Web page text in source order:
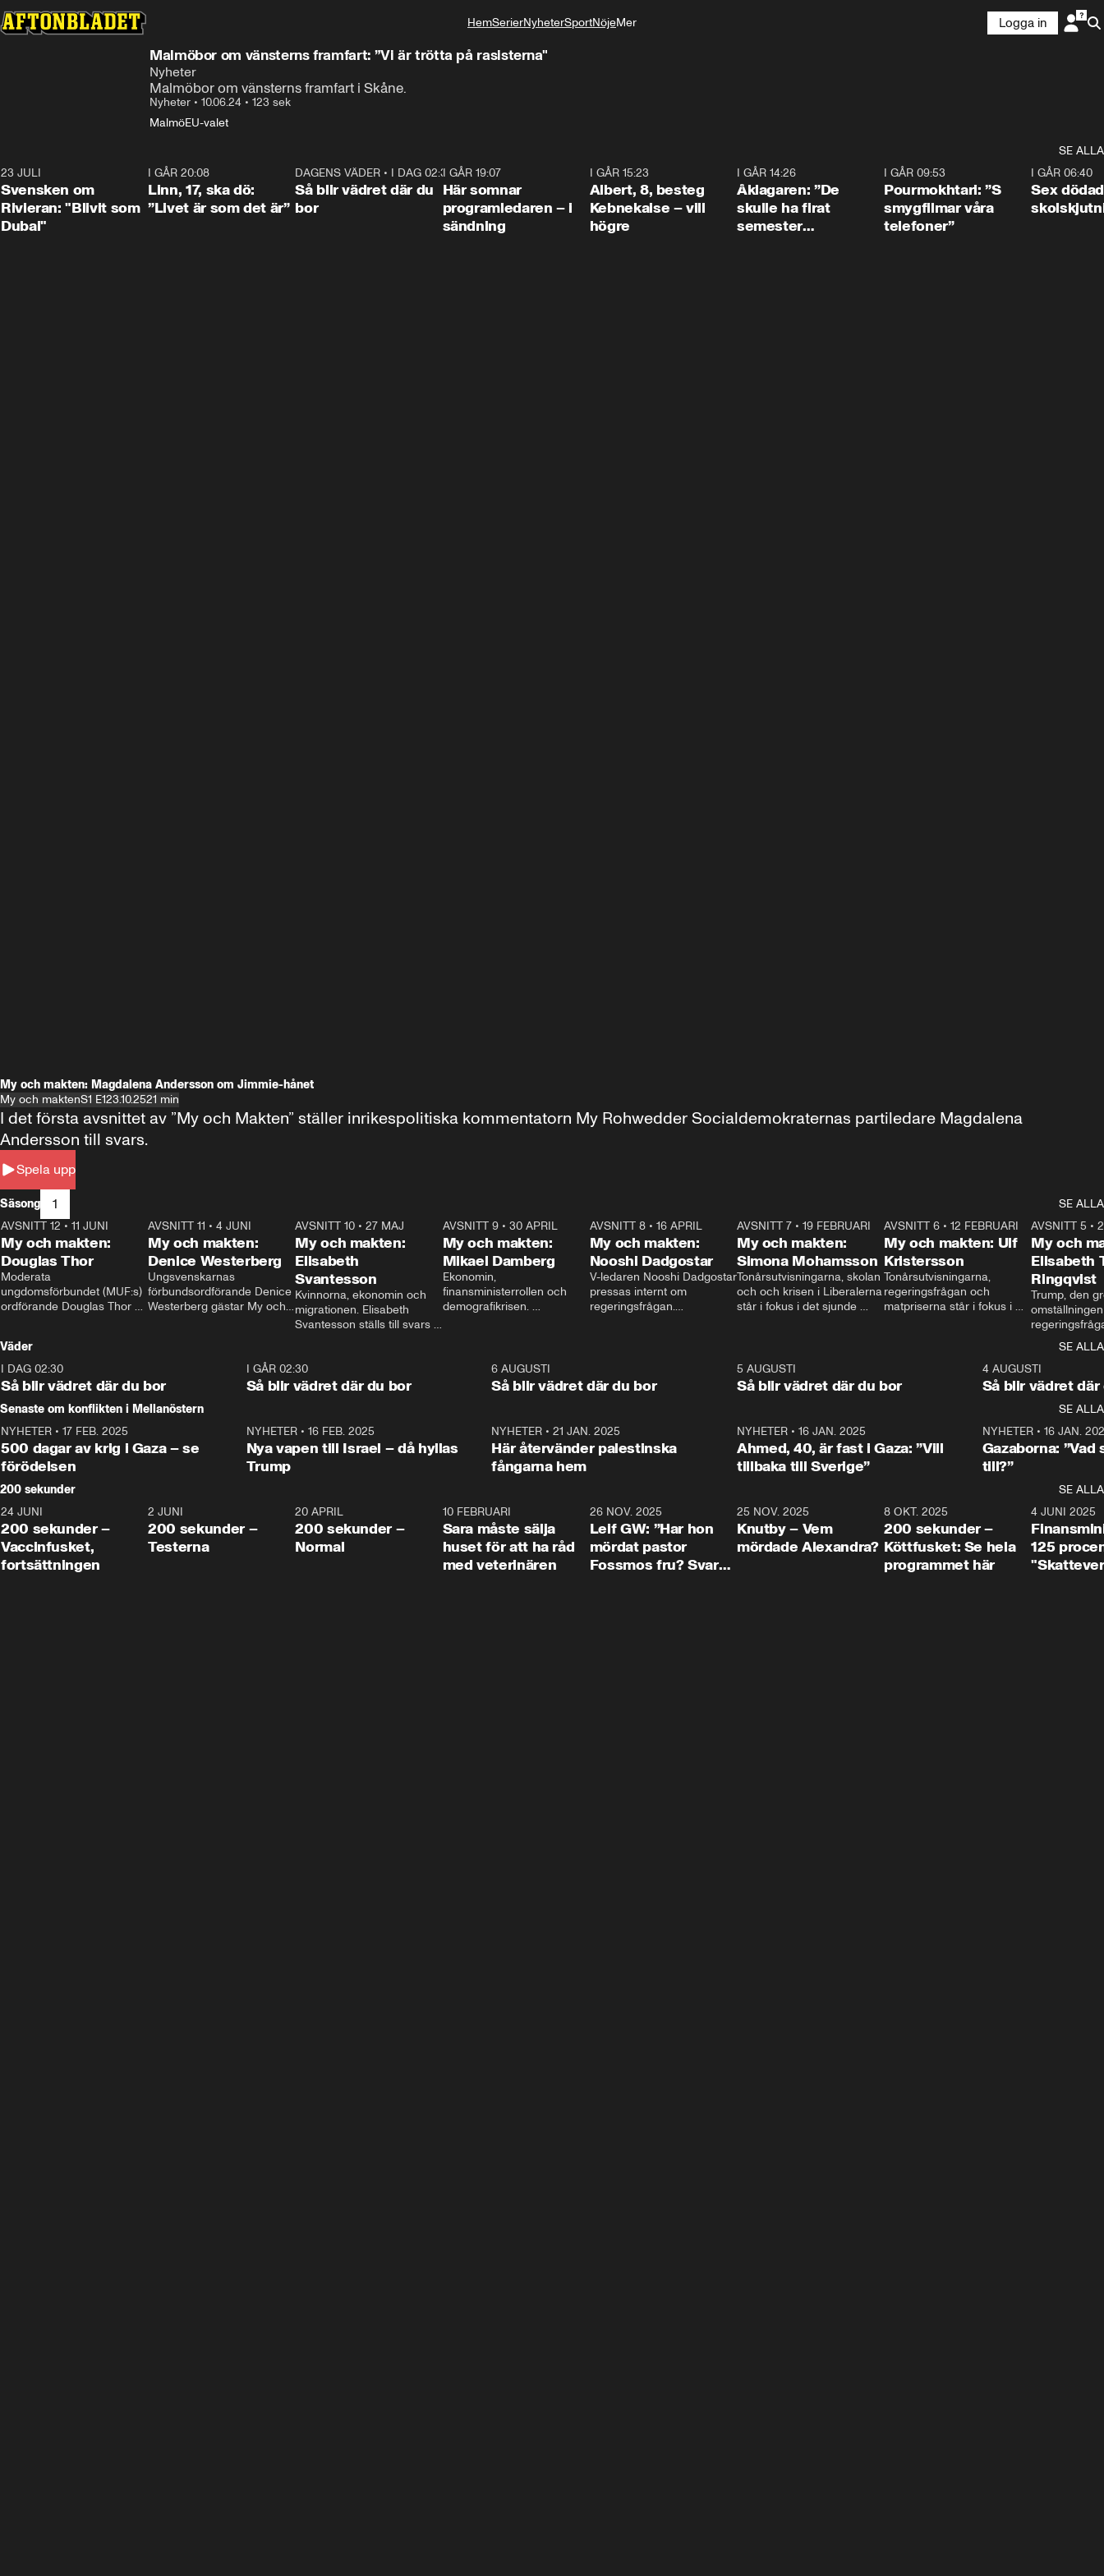
HemSerierNyheterSportNöjeMer
Logga in
Malmöbor om vänsterns framfart: ”Vi är trötta på rasisterna"
Nyheter
Malmöbor om vänsterns framfart i Skåne.
Nyheter • 10.06.24 • 123 sek
MalmöEU-valet
SE ALLA
23 JULI
Svensken om
Rivieran: "Blivit som
Dubai"
I GÅR 20:08
Linn, 17, ska dö:
”Livet är som det är”
1:06
DAGENS VÄDER • I DAG 02:30
Så blir vädret där du
bor
I GÅR 19:07
Här somnar
programledaren – i
sändning
I GÅR 15:23
Albert, 8, besteg
Kebnekaise – vill
högre
I GÅR 14:26
Åklagaren: ”De
skulle ha firat
semester
I GÅR 09:53
Pourmokhtari: ”S
smygfilmar våra
telefoner”
I GÅR 06:40
Sex
My och makten: Magdalena Andersson om Jimmie-hånet
My och maktenS1 E123.10.2521 min
Spela upp
I det första avsnittet av ”My och Makten” ställer inrikespolitiska kommentatorn My Rohwedder Socialdemokraternas partiledare Magdalena
Andersson till svars.
Säsong 1
SE ALLA
26:27
AVSNITT 12 • 11 JUNI
My och makten:
Douglas Thor
Moderata
ungdomsförbundet (MUF:s)
ordförande Douglas Thor
tonårsutvisningarna och hur
Moderaterna ska locka
väljare till valet i höst.
23:40
AVSNITT 11 •4 JUNI
My och makten:
Denice Westerberg
Ungsvenskarnas
förbundsordförande Denice
Westerberg gästar My och
AVSNITT 10 •27 MAJ
My och makten:
Elisabeth
Svantesson
Kvinnorna, ekonomin och
migrationen. Elisabeth
Svantesson ställs till svars
AVSNITT 9• 30 APRIL
My och makten:
Mikael Damberg
Ekonomin,
finansministerrollen och
demografikrisen.
och Makten.
AVSNITT 8• 16 APRIL
My och makten:
Nooshi Dadgostar
V-ledaren Nooshi Dadgostar
pressas internt om
regeringsfrågan.
– Vi ställer upp i val. Ska vi
vara med så sitter vi förstås
24:30
AVSNITT 7• 19 FEBRUARI
My och makten:
Simona Mohamsson
Tonårsutvisningarna, skolan
och och krisen i Liberalerna
står i fokus i det sjunde
kommentator My
Rohwedder ställer
utbildnings- och
Mohamsson till svars.
27:30
AVSNITT 6 •12 FEBRUARI
My och makten: Ulf
Kristersson
Tonårsutvisningarna,
regeringsfrågan och
matpriserna står i fokus i
Rohwedder ställer
statsminister Ulf Kristersson
AVSNITT 5 •
My och
Elisabeth
Ringqvist
Trump, den
centrum i
avsnittet av
Makten”. Se
Aftonbladets
Rohwedder
Thand Ring
Väder
SE ALLA
I DAG 02:30
Så blir vädret där du bor
1:06
I GÅR 02:30
Så blir vädret där du bor
6 AUGUSTI
Så blir vädret där du bor
5 AUGUSTI
Så blir vädret där du bor
4 AUGUSTI
Så blir vädret där
Senaste om konflikten i Mellanöstern
SE ALLA
NYHETER • 17 FEB. 2025
500 dagar av krig i Gaza – se
förödelsen
NYHETER• 16 FEB. 2025
Nya vapen till Israel – då hyllas
Trump
NYHETER •21 JAN. 2025
Här återvänder palestinska
fångarna hem
NYHETER• 16 JAN. 2025
Ahmed, 40, är fast i Gaza: ”Vill
tillbaka till Sverige”
NYHETER• 16 JAN.
Gazaborna:
till?”
200 sekunder
SE ALLA
5:00
24 JUNI
200 sekunder –
Vaccinfusket,
fortsättningen
4:23
2 JUNI
200 sekunder –
Testerna
20 APRIL
200 sekunder –
Normal
10 FEBRUARI
Sara måste sälja
huset för att ha råd
med veterinären
26 NOV. 2025
Leif GW: ”Har hon
mördat pastor
Fossmos fru? Svar
31:05
25 NOV. 2025
Knutby – Vem
mördade Alexandra?
4:29
8 OKT. 2025
200 sekunder –
Köttfusket: Se hela
programmet här
4 JUNI 2025
125